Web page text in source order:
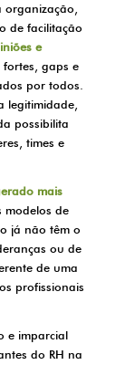
de facilitação
e
gaps e
por todos.
legitimidade,
possibilita
times e
mais
modelos de
já não têm o
ou de
de uma
profissionais
e imparcial
do RH na